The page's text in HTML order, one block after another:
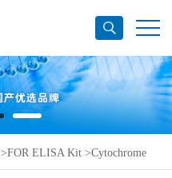
>FOR ELISA Kit >Cytochrome